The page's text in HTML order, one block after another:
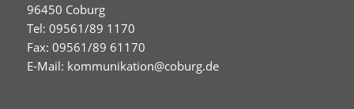
96450 Coburg
Tel: 09561/89 1170
Fax: 09561/89 61170
E-Mail: kommunikation@coburg.de